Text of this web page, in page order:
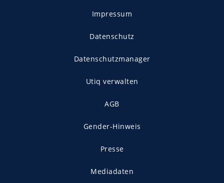
Impressum
Datenschutz
Datenschutzmanager
Utiq verwalten
AGB
Gender-Hinweis
Presse
Mediadaten